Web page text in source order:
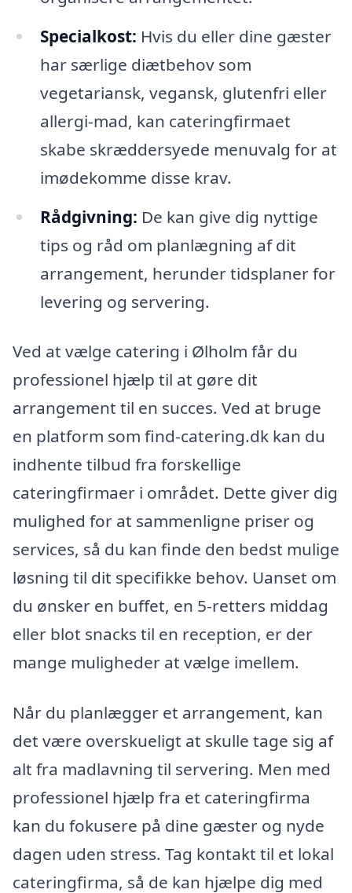
Specialkost: Hvis du eller dine gæster
har særlige diætbehov som
vegetariansk, vegansk, glutenfri eller
allergi-mad, kan cateringfirmaet
skabe skræddersyede menuvalg for at
imødekomme disse krav.
Rådgivning: De kan give dig nyttige
tips og råd om planlægning af dit
arrangement, herunder tidsplaner for
levering og servering.
Ved at vælge catering i Ølholm får du
professionel hjælp til at gøre dit
arrangement til en succes. Ved at bruge
en platform som find-catering.dk kan du
indhente tilbud fra forskellige
cateringfirmaer i området. Dette giver dig
mulighed for at sammenligne priser og
services, så du kan finde den bedst mulige
løsning til dit specifikke behov. Uanset om
du ønsker en buffet, en 5-retters middag
eller blot snacks til en reception, er der
mange muligheder at vælge imellem.
Når du planlægger et arrangement, kan
det være overskueligt at skulle tage sig af
alt fra madlavning til servering. Men med
professionel hjælp fra et cateringfirma
kan du fokusere på dine gæster og nyde
dagen uden stress. Tag kontakt til et lokal
cateringfirma, så de kan hjælpe dig med